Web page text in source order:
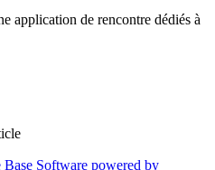
application de rencontre dédiés à
Software powered by